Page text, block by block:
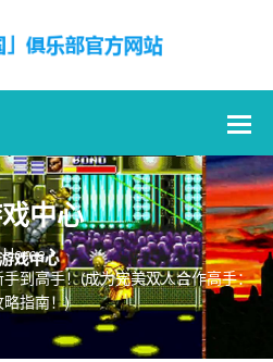
中心
Home
到高手！(成为完美双人合作高手：
略指南！)